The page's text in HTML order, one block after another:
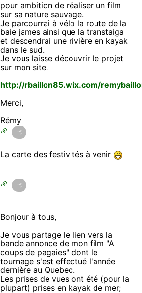
pour ambition de réaliser un film
sur sa nature sauvage.
Je parcourrai à vélo la route de la
baie james ainsi que la transtaiga
et descendrai une rivière en kayak
dans le sud.
Je vous laisse découvrir le projet
sur mon site,
http://rbaillon85.wix.com/
Merci,
Rémy
La carte des festivités à venir
Bonjour à tous,
Je vous partage le lien vers la
bande annonce de mon film "A
coups de pagaies" dont le
tournage s'est effectué l'année
dernière au Quebec.
Les prises de vues ont été (pour la
plupart) prises en kayak de mer;